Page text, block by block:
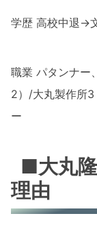
学歴 高校中退→
職業 パタンナー
2）/大丸製作所3
ー
■大丸
理由